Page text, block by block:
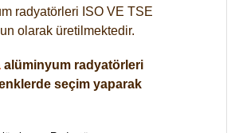
radyatörleri ISO VE TSE
olarak üretilmektedir.
alüminyum radyatörleri
seçim yaparak